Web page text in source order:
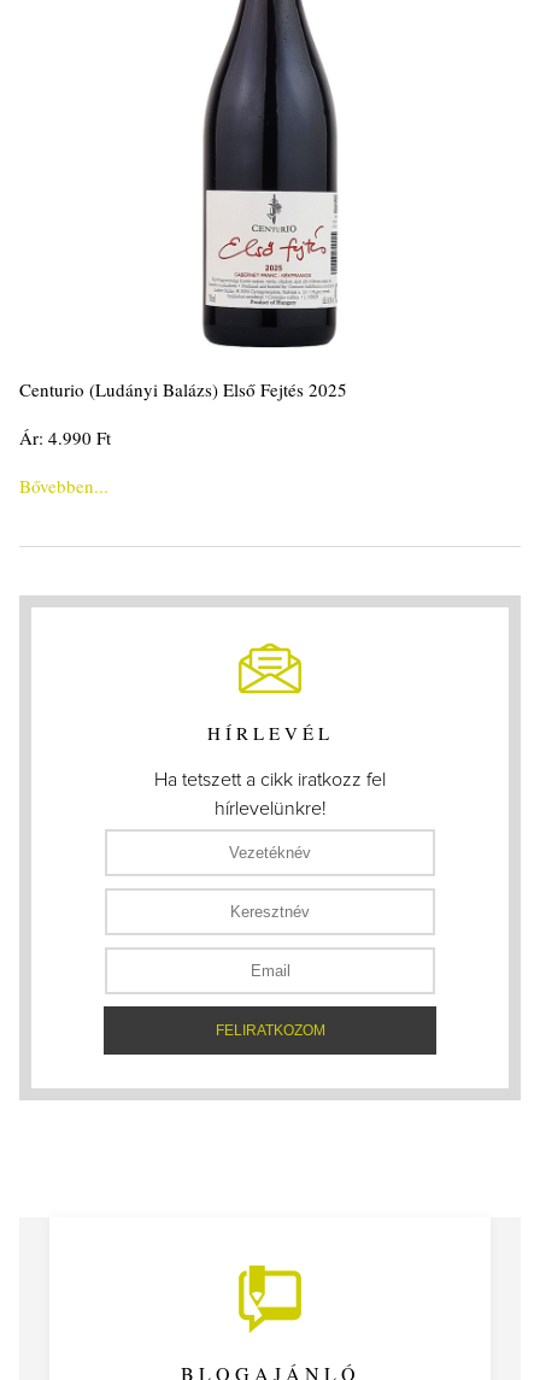
Centurio (Ludányi Balázs) Első Fejtés 2025
Ár: 4.990 Ft
Bővebben...
HÍRLEVÉL
Ha tetszett a cikk iratkozz fel
hírlevelünkre!
BLOGAJÁNLÓ